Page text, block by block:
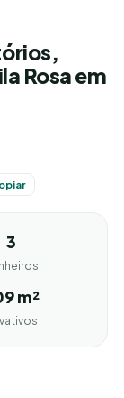
Rosa em
3
m²